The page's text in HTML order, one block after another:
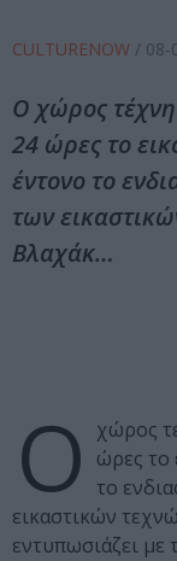
CULTURENOW / 08-
Ο χώρος
24 ώρες το
έντονο το
των
Βλαχάκ…
Ο
χώρος
ώρες το
το
εικαστικών
εντυπωσιάζει με